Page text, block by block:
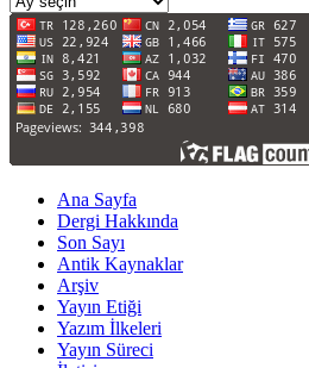
Ana Sayfa
Dergi Hakkında
Son Sayı
Antik Kaynaklar
Arşiv
Yayın Etiği
Yazım İlkeleri
Yayın Süreci